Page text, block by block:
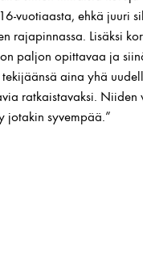
vuotiaasta, ehkä juuri
rajapinnassa. Lisäksi
paljon opittavaa ja
aina yhä
ratkaistavaksi.
jotakin syvempää.”